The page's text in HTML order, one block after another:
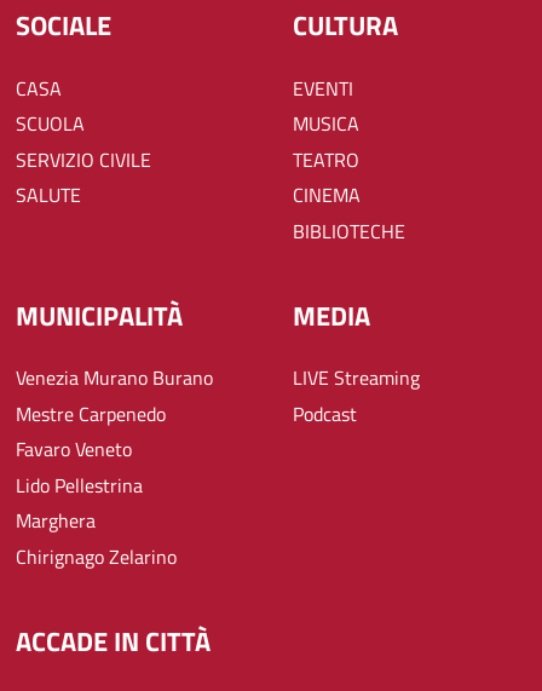
SOCIALE
CASA
SCUOLA
SERVIZIO CIVILE
SALUTE
CULTURA
EVENTI
MUSICA
TEATRO
CINEMA
BIBLIOTECHE
MUNICIPALITÀ
Venezia Murano Burano
Mestre Carpenedo
Favaro Veneto
Lido Pellestrina
Marghera
Chirignago Zelarino
MEDIA
LIVE Streaming
Podcast
ACCADE IN CITTÀ